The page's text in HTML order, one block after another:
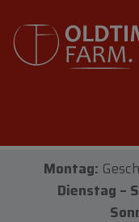
Montag:
Dienstag –